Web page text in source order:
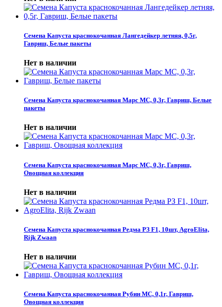
Семена Капуста краснокочанная Лангедейкер летняя, 0,5г,
Гавриш, Белые пакеты
Нет в наличии
Семена Капуста краснокочанная Марс МС, 0,3г, Гавриш, Белые
пакеты
Нет в наличии
Семена Капуста краснокочанная Марс МС, 0,3г, Гавриш,
Овощная коллекция
Нет в наличии
Семена Капуста краснокочанная Редма РЗ F1, 10шт, AgroElita,
Rijk Zwaan
Нет в наличии
Семена Капуста краснокочанная Рубин МС, 0,1г, Гавриш,
Овощная коллекция